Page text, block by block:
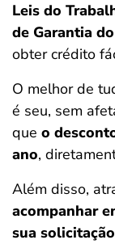
Leis do
de Garantia
obter crédito
O melhor de
é seu, sem
que o
ano,
Além disso,
acompanhar
sua